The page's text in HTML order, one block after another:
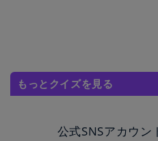
もっとクイズを見る
公式SNSアカウン